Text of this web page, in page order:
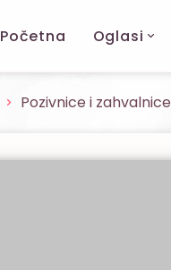
Početna Oglasi
Pozivnice i zahvalnice